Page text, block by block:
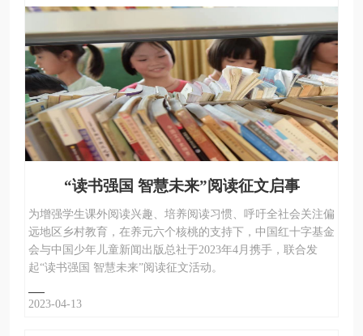
“读书强国 智慧未来”阅读征文启事
为增强学生课外阅读兴趣、培养阅读习惯、呼吁全社会关注偏
远地区乡村教育，在养元六个核桃的支持下，中国红十字基金
会与中国少年儿童新闻出版总社于2023年4月携手，联合发
起“读书强国 智慧未来”阅读征文活动。
2023-04-13